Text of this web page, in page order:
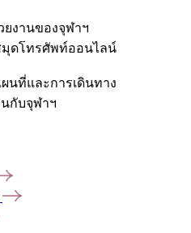
ยงานของจุฬาฯ
มุดโทรศัพท์ออนไลน์
นที่และการเดินทาง
กับจุฬาฯ